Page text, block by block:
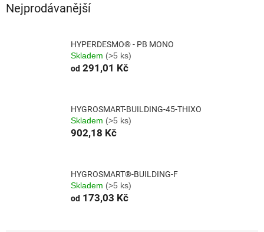
Nejprodávanější
HYPERDESMO® - PB MONO
Skladem (>5 ks)
od 291,01 Kč
HYGROSMART-BUILDING-45-THIXO
Skladem (>5 ks)
902,18 Kč
HYGROSMART®-BUILDING-F
Skladem (>5 ks)
od 173,03 Kč